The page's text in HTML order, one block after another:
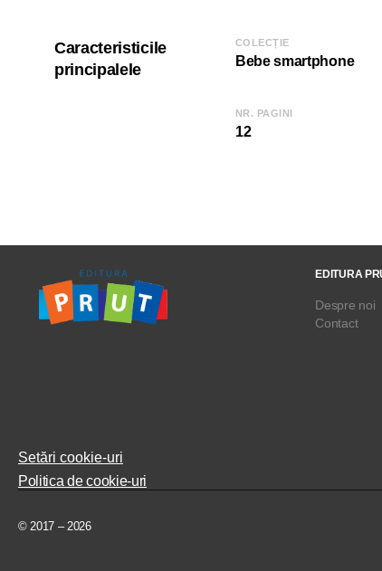
Caracteristicile
principalele
COLECȚIE
Bebe smartphone
NR. PAGINI
12
EDITURA
Despre noi
Contact
Setări cookie-uri
Politica de cookie-uri
© 2017 – 2026